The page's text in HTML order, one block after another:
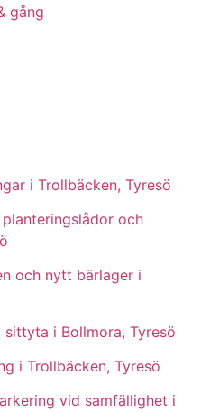
gång
i Trollbäcken, Tyresö
och
och nytt bärlager i
i Bollmora, Tyresö
i Trollbäcken, Tyresö
vid samfällighet i